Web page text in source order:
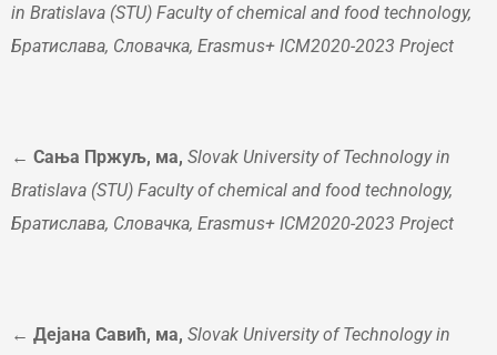
in Bratislava (STU) Faculty of chemical and food technology,
Братислава, Словачка, Erasmus+ ICM2020-2023 Project
← Сања Пржуљ, ма, Slovak University of Technology in
Bratislava (STU) Faculty of chemical and food technology,
Братислава, Словачка, Erasmus+ ICM2020-2023 Project
← Дејана Савић, ма, Slovak University of Technology in